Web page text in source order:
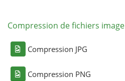
Compression de fichiers image
Compression JPG
Compression PNG